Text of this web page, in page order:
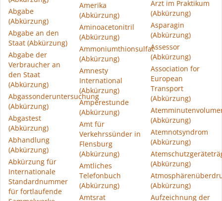
Abgabe
(Abkürzung)
Abgabe an den
Staat (Abkürzung)
Abgabe der
Verbraucher an
den Staat
(Abkürzung)
Abgassonderuntersuchung
(Abkürzung)
Abgastest
(Abkürzung)
Abhandlung
(Abkürzung)
Abkürzung für
Internationale
Standardnummer
für fortlaufende
Amerika
(Abkürzung)
Aminoacetonitril
(Abkürzung)
Ammoniumthionsulfat
(Abkürzung)
Amnesty
International
(Abkürzung)
Amperestunde
(Abkürzung)
Amt für
Verkehrssünder in
Flensburg
(Abkürzung)
Amtliches
Telefonbuch
(Abkürzung)
Amtsrat
Arzt im Praktikum
(Abkürzung)
Asparagin
(Abkürzung)
Assessor
(Abkürzung)
Association for
European
Transport
(Abkürzung)
(Abkürzung)
Atemnotsyndrom
(Abkürzung)
(Abkürzung)
(Abkürzung)
Aufzeichnung der